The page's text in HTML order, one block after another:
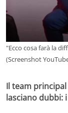
"Ecco cosa farà la
(Screenshot
Il team principal
lasciano dubbi: